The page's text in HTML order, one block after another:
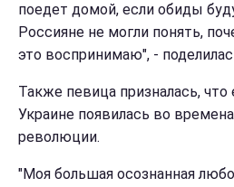
поедет домой, если обиды
Россияне не могли понять,
это воспринимаю", -
Также певица призналась,
Украине появилась во
революции.
"Моя большая осознанная